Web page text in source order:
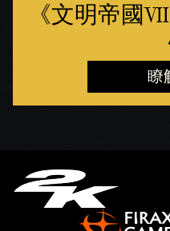
《文明帝國
瞭